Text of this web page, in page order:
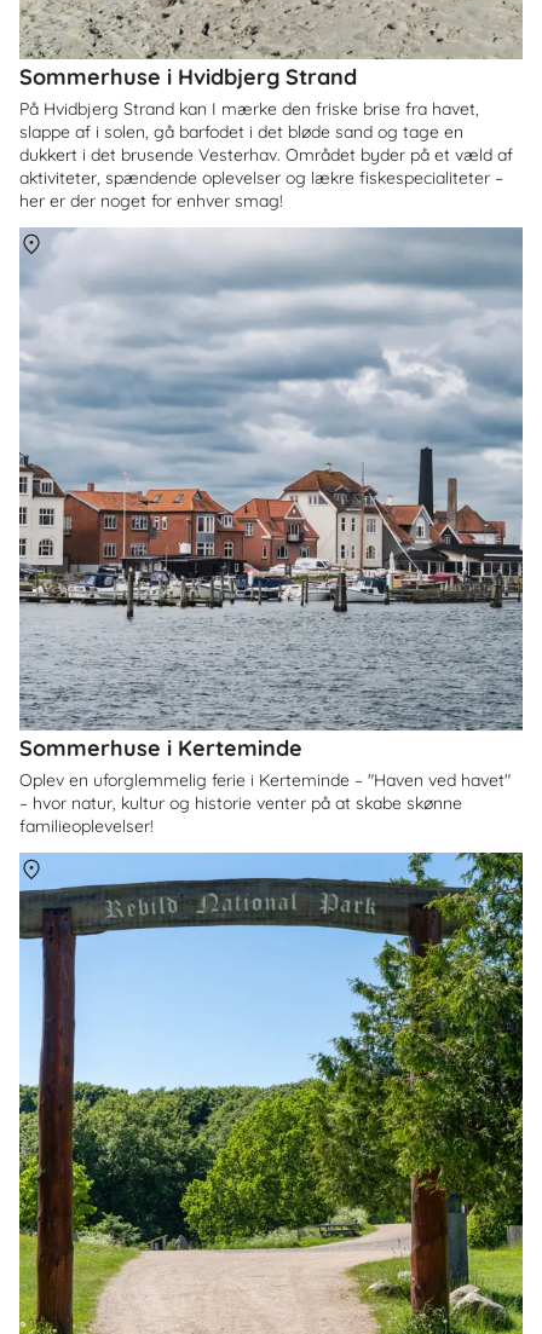
Sommerhuse i Hvidbjerg Strand
På Hvidbjerg Strand kan I mærke den friske brise fra havet,
slappe af i solen, gå barfodet i det bløde sand og tage en
dukkert i det brusende Vesterhav. Området byder på et væld af
aktiviteter, spændende oplevelser og lækre fiskespecialiteter –
her er der noget for enhver smag!
Sommerhuse i Kerteminde
Oplev en uforglemmelig ferie i Kerteminde – "Haven ved havet"
– hvor natur, kultur og historie venter på at skabe skønne
familieoplevelser!